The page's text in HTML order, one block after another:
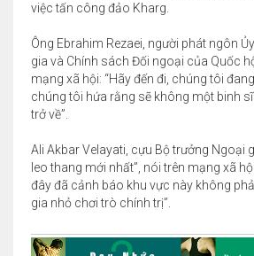
việc tấn công đảo Kharg.
Ông Ebrahim Rezaei, người phát ngôn
gia và Chính sách Đối ngoại của Quốc
mạng xã hội: “Hãy đến đi, chúng tôi
chúng tôi hứa rằng sẽ không một binh
trở về”.
Ali Akbar Velayati, cựu Bộ trưởng Ngoại
leo thang mới nhất”, nói trên mạng xã
đây đã cảnh báo khu vực này không
gia nhỏ chơi trò chính trị”.